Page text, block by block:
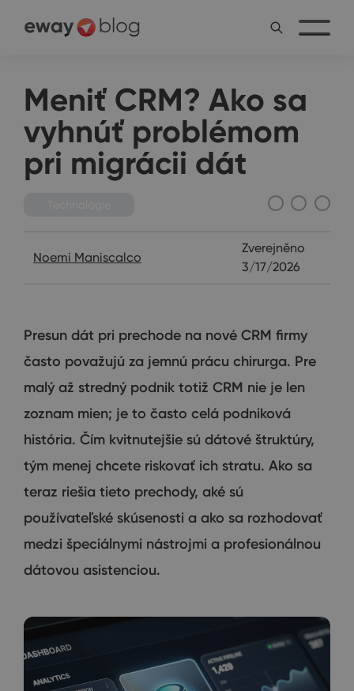
Meniť CRM? Ako sa
vyhnúť problémom
pri migrácii dát
Noemi Maniscalco
Zverejněno
3/17/2026
Presun dát pri prechode na nové CRM firmy
často považujú za jemnú prácu chirurga. Pre
malý až stredný podnik totiž CRM nie je len
zoznam mien; je to často celá podniková
história. Čím kvitnutejšie sú dátové štruktúry,
tým menej chcete riskovať ich stratu. Ako sa
teraz riešia tieto prechody, aké sú
používateľské skúsenosti a ako sa rozhodovať
medzi špeciálnymi nástrojmi a profesionálnou
dátovou asistenciou.